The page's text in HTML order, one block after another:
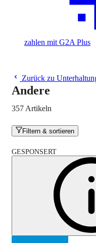
zahlen mit G2A Plus
Zurück zu
Andere
357 Artikeln
Filtern & sortieren
GESPONSERT